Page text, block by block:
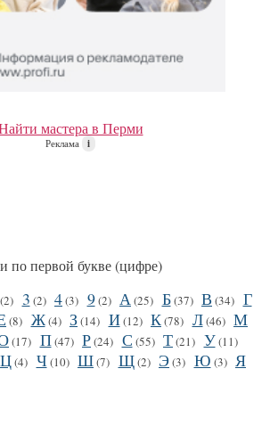
мастера в Перми
Реклама i
по первой букве (цифре)
(2) 3 (2) 4(3) 9(2) А (25) Б(37) В (34) Г
(8) Ж(4) З(14) И(12) К(78) Л(46) М
(17) П(47) Р(24) С (55) Т(21) У(11)
Ц(4) Ч (10) Ш(7) Щ(2) Э(3) Ю (3) Я